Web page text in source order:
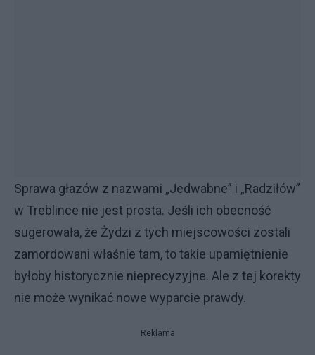
Sprawa głazów z nazwami „Jedwabne” i „Radziłów”
w Treblince nie jest prosta. Jeśli ich obecność
sugerowała, że Żydzi z tych miejscowości zostali
zamordowani właśnie tam, to takie upamiętnienie
byłoby historycznie nieprecyzyjne. Ale z tej korekty
nie może wynikać nowe wyparcie prawdy.
Reklama